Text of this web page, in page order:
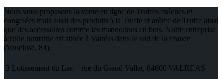
Nous vous proposons la vente en ligne de Truffes fraîches et
congelées mais aussi des produits à la Truffe et arôme de Truffe ainsi
que des accessoires comme les mandolines en bois. Notre entreprise
à taille humaine est située à Valréas dans le sud de la France
(Vaucluse, 84).
3 Lotissement du Lac – rue du Grand Vallat, 84600 VALREAS